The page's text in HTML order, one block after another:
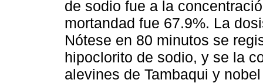
de sodio fue a la
mortandad fue 67.9%. La
Nótese en 80 minutos se
hipoclorito de sodio, y se la
alevines de Tambaqui y